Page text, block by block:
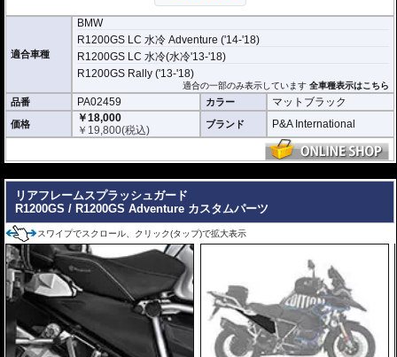
このエクストラシリーズは標準のエクステ
ンダーフェンダーシリーズよりも大幅に長くなっており、その効果を最大限発
揮します。また付属のブラケットを使用することで、ハードな走りでもフェン
ダーの振動を抑えます。
どのような効果があるパーツですか？
R1200GS / R1200GS Adventureの純正フロントフェンダーの長さを拡張し、水
や泥跳ねから車体、ライダーを強力に守ります。
標準モデルとの違いは何ですか？
エクストラシリーズは標準のエクステンダーフェンダーよりも大幅に長く設計
されており、保護効果を最大限発揮します。付属のブラケットによりハードな
適合車種
BMW
R1200GS LC 水冷 Adventure ('14-'18)
R1200GS LC 水冷(水冷'13-'18)
R1200GS Rally ('13-'18)
適合の一部のみ表示しています全車種表示はこちら
品番 PA02459 カラー マットブラック
価格
￥18,000
￥ 19,800(税込) ブランド P&A International
リアフレームスプラッシュガード
R1200GS / R1200GS Adventure カスタムパーツ
スワイプでスクロール、クリック(タップ)で拡大表示